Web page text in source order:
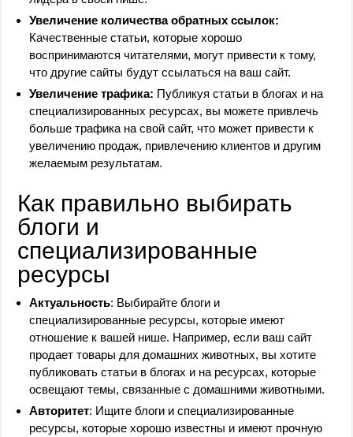
Увеличение количества обратных ссылок:
Качественные статьи, которые хорошо
воспринимаются читателями, могут привести к тому,
что другие сайты будут ссылаться на ваш сайт.
Увеличение трафика: Публикуя статьи в блогах и на
специализированных ресурсах, вы можете привлечь
больше трафика на свой сайт, что может привести к
увеличению продаж, привлечению клиентов и другим
желаемым результатам.
Как правильно выбирать
блоги и
специализированные
ресурсы
Актуальность: Выбирайте блоги и
специализированные ресурсы, которые имеют
отношение к вашей нише. Например, если ваш сайт
продает товары для домашних животных, вы хотите
публиковать статьи в блогах и на ресурсах, которые
освещают темы, связанные с домашними животными.
Авторитет: Ищите блоги и специализированные
ресурсы, которые хорошо известны и имеют прочную